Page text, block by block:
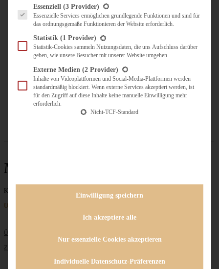
UNTERWEGS
KULINARISCH UNTERWEGS
ÜBER MICH
ZUSAMMENARBEIT
Mozzarella
Keine Beiträge gefunden
Unternehmen
ÜBER MICH
ZUSAMMENARBEIT
Es folgt eine Liste der Service-Gruppen, für die eine Einwilligung erteilt werden
Essenziell (3 Provider)
Essenzielle Services ermöglichen grundlegende Funktionen und sind für
das ordnungsgemäße Funktionieren der Website erforderlich.
Statistik (1 Provider)
Statistik-Cookies sammeln Nutzungsdaten, die uns Aufschluss darüber
geben, wie unsere Besucher mit unserer Website umgehen.
Externe Medien (2 Provider)
Inhalte von Videoplattformen und Social-Media-Plattformen werden
standardmäßig blockiert. Wenn externe Services akzeptiert werden, ist
für den Zugriff auf diese Inhalte keine manuelle Einwilligung mehr
erforderlich.
Nicht-TCF-Standard
Einwilligung speichern
Ich akzeptiere alle
Nur essenzielle Cookies akzeptieren
Individuelle Datenschutz-Präferenzen